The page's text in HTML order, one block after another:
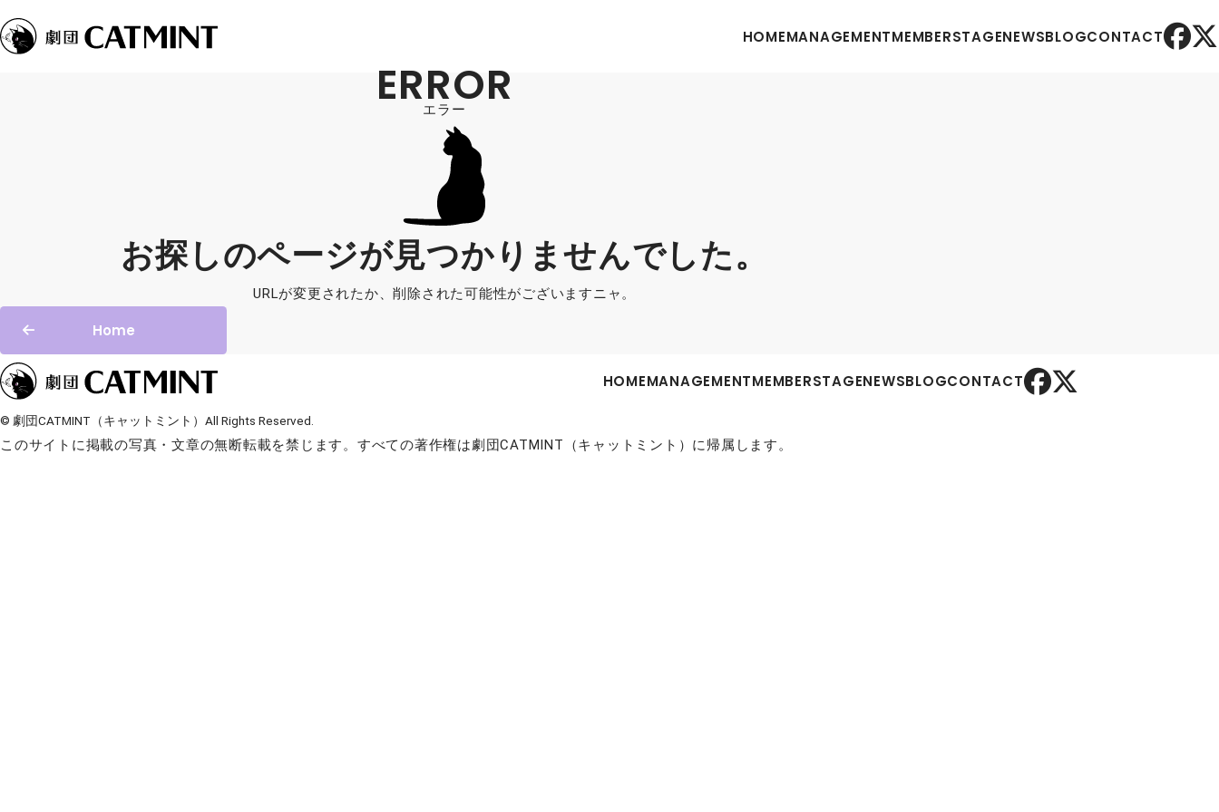
HOMEMANAGEMENTMEMBERSTAGENEWSBLOGCONTACT
ERROR
エラー
お探しのページが見つかりませんでした。
URLが変更されたか、削除された可能性がございますニャ。
Home
HOMEMANAGEMENTMEMBERSTAGENEWSBLOGCONTACT
© 劇団CATMINT（キャットミント）All Rights Reserved.
このサイトに掲載の写真・文章の無断転載を禁じます。すべての著作権は劇団CATMINT（キャットミント）に帰属します。